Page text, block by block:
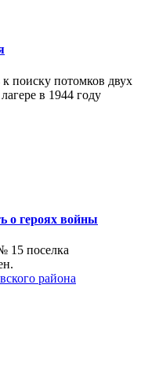
поиску потомков двух
в 1944 году
о героях войны
поселка
района